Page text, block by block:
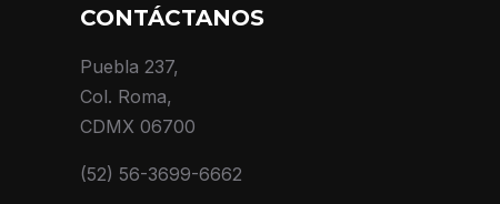
CONTÁCTANOS
Puebla 237,
Col. Roma,
CDMX 06700
(52) 56-3699-6662